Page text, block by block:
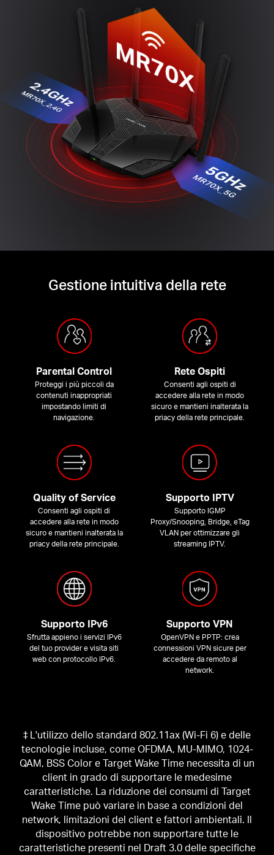
Gestione intuitiva della rete
Parental Control
Proteggi i più piccoli da
contenuti inappropriati
impostando limiti di
navigazione.
Rete Ospiti
Consenti agli ospiti di
accedere alla rete in modo
sicuro e mantieni inalterata la
priacy della rete principale.
Quality of Service
Consenti agli ospiti di
accedere alla rete in modo
sicuro e mantieni inalterata la
priacy della rete principale.
Supporto IPTV
Supporto IGMP
Proxy/Snooping, Bridge, eTag
VLAN per ottimizzare gli
streaming IPTV.
Supporto IPv6
Sfrutta appieno i servizi IPv6
del tuo provider e visita siti
web con protocollo IPv6.
Supporto VPN
OpenVPN e PPTP: crea
connessioni VPN sicure per
accedere da remoto al
network.
‡ L'utilizzo dello standard 802.11ax (Wi-Fi 6) e delle
tecnologie incluse, come OFDMA, MU-MIMO, 1024-
QAM, BSS Color e Target Wake Time necessita di un
client in grado di supportare le medesime
caratteristiche. La riduzione dei consumi di Target
Wake Time può variare in base a condizioni del
network, limitazioni del client e fattori ambientali. Il
dispositivo potrebbe non supportare tutte le
caratteristiche presenti nel Draft 3.0 delle specifiche